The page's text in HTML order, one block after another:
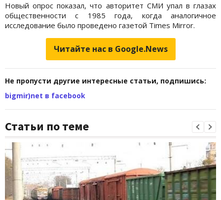
Новый опрос показал, что авторитет СМИ упал в глазах
общественности с 1985 года, когда аналогичное
исследование было проведено газетой Times Mirror.
Читайте нас в Google.News
Не пропусти другие интересные статьи, подпишись:
bigmir)net в facebook
Статьи по теме